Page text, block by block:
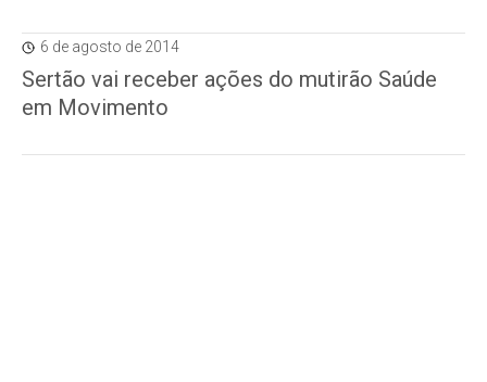
6 de agosto de 2014
Sertão vai receber ações do mutirão Saúde
em Movimento